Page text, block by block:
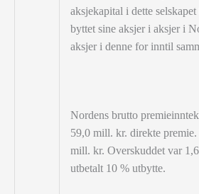
aksjekapital i dette
byttet sine aksjer i aksjer i
aksjer i denne for inntil
Nordens brutto
59,0 mill. kr. direkte premie.
mill. kr. Overskuddet var
utbetalt 10 % utbytte.